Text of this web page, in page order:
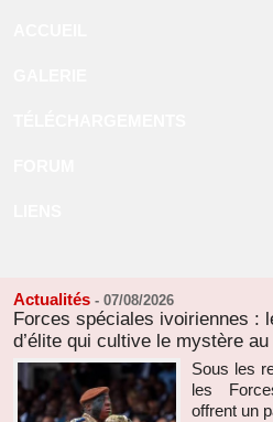
Actualités - 07/08/2026
Forces spéciales ivoiriennes :
d’élite qui cultive le mystère
Sous les
les
offrent un